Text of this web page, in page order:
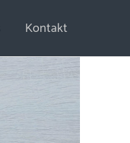
Kontakt